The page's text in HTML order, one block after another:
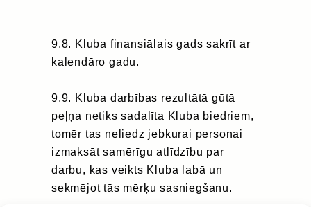
9.8. Kluba finansiālais gads sakrīt ar
kalendāro gadu.
9.9. Kluba darbības rezultātā gūtā
peļņa netiks sadalīta Kluba biedriem,
tomēr tas neliedz jebkurai personai
izmaksāt samērīgu atlīdzību par
darbu, kas veikts Kluba labā un
sekmējot tās mērķu sasniegšanu.